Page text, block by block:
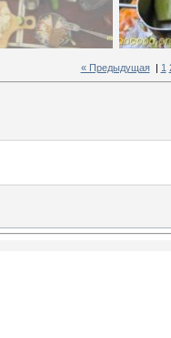
« Предыдущая| 1